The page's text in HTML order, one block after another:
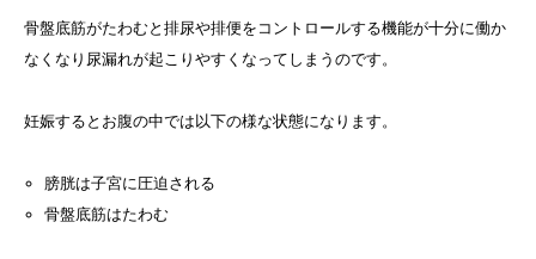
骨盤底筋がたわむと排尿や排便をコントロールする機能が十分に働か
なくなり尿漏れが起こりやすくなってしまうのです。
妊娠するとお腹の中では以下の様な状態になります。
膀胱は子宮に圧迫される
骨盤底筋はたわむ